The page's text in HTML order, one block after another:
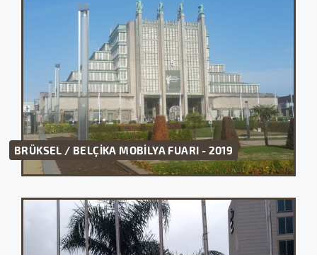
BRÜKSEL / BELÇİKA MOBİLYA FUARI - 2019